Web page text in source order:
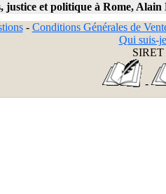
justice et politique à Rome,
- Conditions Générales de
Qui suis-
SIRET
-